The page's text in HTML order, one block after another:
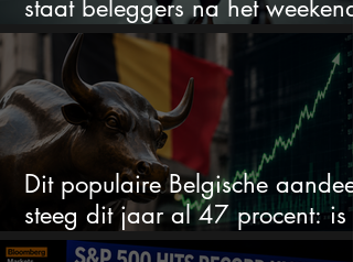
staat beleggers na het weekend
te wachten
Dit populaire Belgische aandeel
steeg dit jaar al 47 procent: is
ruimte voor meer?